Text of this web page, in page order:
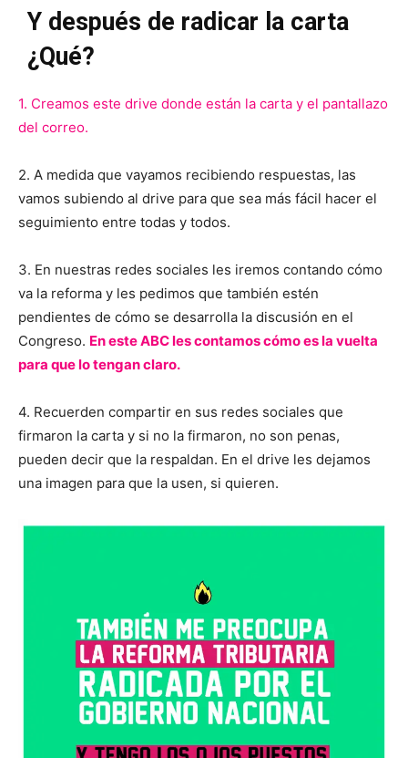
Y después de radicar la carta
¿Qué?
1. Creamos este drive donde están la carta y el pantallazo
del correo.
2. A medida que vayamos recibiendo respuestas, las
vamos subiendo al drive para que sea más fácil hacer el
seguimiento entre todas y todos.
3. En nuestras redes sociales les iremos contando cómo
va la reforma y les pedimos que también estén
pendientes de cómo se desarrolla la discusión en el
Congreso. En este ABC les contamos cómo es la vuelta
para que lo tengan claro.
4. Recuerden compartir en sus redes sociales que
firmaron la carta y si no la firmaron, no son penas,
pueden decir que la respaldan. En el drive les dejamos
una imagen para que la usen, si quieren.